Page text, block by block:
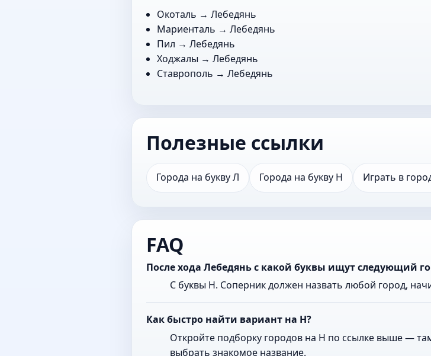
Окоталь → Лебедянь
Мариенталь → Лебедянь
Пил → Лебедянь
Ходжалы → Лебедянь
Ставрополь → Лебедянь
Полезные ссылки
Города на букву Л Города на букву Н Играть в
FAQ
После хода Лебедянь с какой буквы ищут следующий
С буквы Н. Соперник должен назвать любой город,
Как быстро найти вариант на Н?
Откройте подборку городов на Н по ссылке выше —
выбрать знакомое название.